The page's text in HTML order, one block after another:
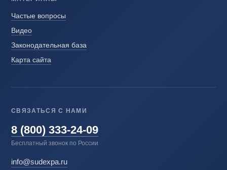
Частые вопросы
Видео
Законодательная база
Карта сайта
СВЯЗАТЬСЯ С НАМИ
8 (800) 333-24-09
Бесплатный звонок по России
info@sudexpa.ru